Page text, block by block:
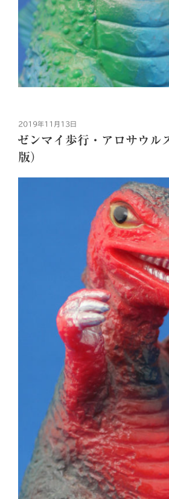
投
稿
日:
2019年11月13日
ゼンマイ歩行・アロサウル
版）